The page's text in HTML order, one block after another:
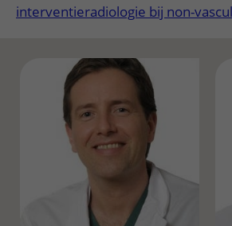
interventieradiologie bij non-